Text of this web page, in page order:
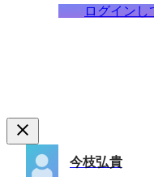
ログイン
今枝弘貴